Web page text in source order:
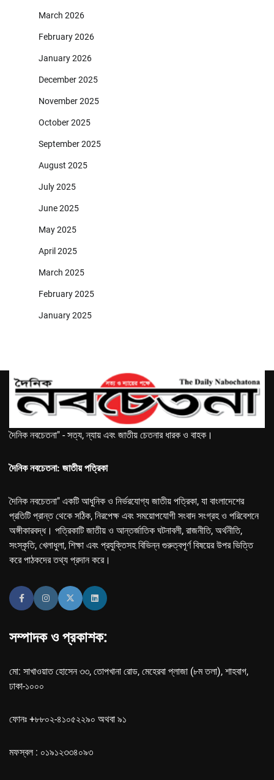
March 2026
February 2026
January 2026
December 2025
November 2025
October 2025
September 2025
August 2025
July 2025
June 2025
May 2025
April 2025
March 2025
February 2025
January 2025
দৈনিক নবচেতনা" - সত্য, ন্যায় এবং জাতীয় চেতনার ধারক ও বাহক।
দৈনিক নবচেতনা: জাতীয় পত্রিকা
দৈনিক নবচেতনা" একটি আধুনিক ও নির্ভরযোগ্য জাতীয় পত্রিকা, যা বাংলাদেশের
প্রতিটি প্রান্ত থেকে সঠিক, নিরপেক্ষ এবং সময়োপযোগী সংবাদ সংগ্রহ ও পরিবেশনে
অঙ্গীকারবদ্ধ। পত্রিকাটি জাতীয় ও আন্তর্জাতিক ঘটনাবলী, রাজনীতি, অর্থনীতি,
সংস্কৃতি, খেলাধুলা, শিক্ষা এবং প্রযুক্তিসহ বিভিন্ন গুরুত্বপূর্ণ বিষয়ের উপর ভিত্তি
করে পাঠকদের তথ্য প্রদান করে।
সম্পাদক ও প্রকাশক:
মো: সাখাওয়াত হোসেন ৩৩, তোপখানা রোড, মেহেরবা প্লাজা (৮ম তলা), শাহবাগ,
ঢাকা-১০০০
ফোনঃ +৮৮০২-৪১০৫২২৯০ অথবা ৯১
মফস্বল : ০১৯১২৩৩৪০৯৩